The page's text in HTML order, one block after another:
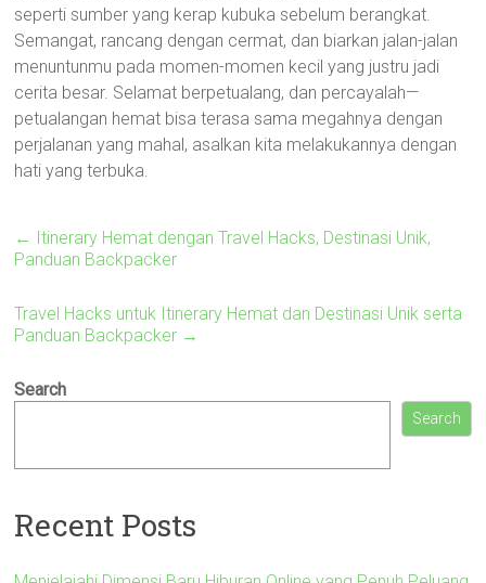
seperti sumber yang kerap kubuka sebelum berangkat.
Semangat, rancang dengan cermat, dan biarkan jalan-jalan
menuntunmu pada momen-momen kecil yang justru jadi
cerita besar. Selamat berpetualang, dan percayalah—
petualangan hemat bisa terasa sama megahnya dengan
perjalanan yang mahal, asalkan kita melakukannya dengan
hati yang terbuka.
← Itinerary Hemat dengan Travel Hacks, Destinasi Unik,
Panduan Backpacker
Travel Hacks untuk Itinerary Hemat dan Destinasi Unik serta
Panduan Backpacker →
Search
Search
Recent Posts